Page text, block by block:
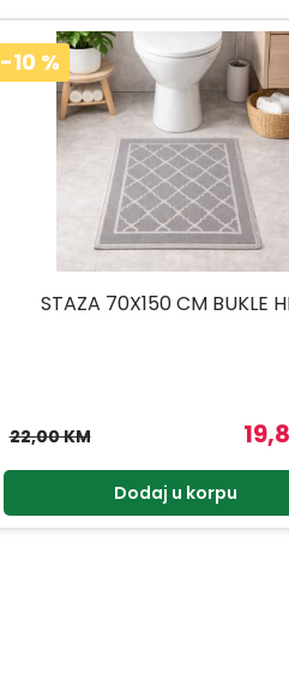
-10 %
STAZA 70X150 CM BUKLE
22,00 KM
Dodaj u korpu